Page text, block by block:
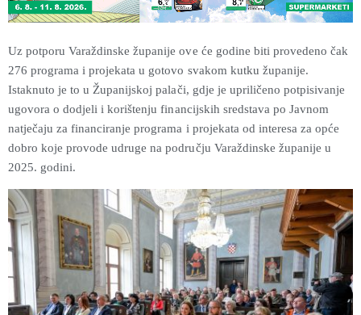
Uz potporu Varaždinske županije ove će godine biti provedeno čak
276 programa i projekata u gotovo svakom kutku županije.
Istaknuto je to u Županijskoj palači, gdje je upriličeno potpisivanje
ugovora o dodjeli i korištenju financijskih sredstava po Javnom
natječaju za financiranje programa i projekata od interesa za opće
dobro koje provode udruge na području Varaždinske županije u
2025. godini.